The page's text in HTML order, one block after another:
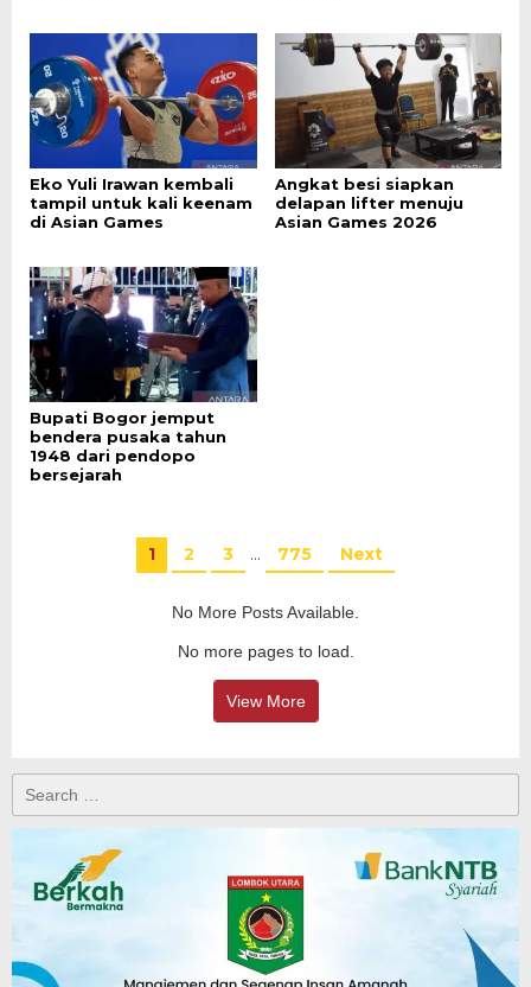
Eko Yuli Irawan kembali
tampil untuk kali keenam
di Asian Games
Angkat besi siapkan
delapan lifter menuju
Asian Games 2026
Bupati Bogor jemput
bendera pusaka tahun
1948 dari pendopo
bersejarah
1 2 3 … 775 Next
No More Posts Available.
No more pages to load.
View More
for: